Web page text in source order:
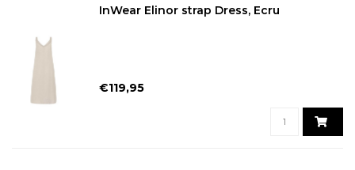
InWear Elinor strap Dress, Ecru
€119,95